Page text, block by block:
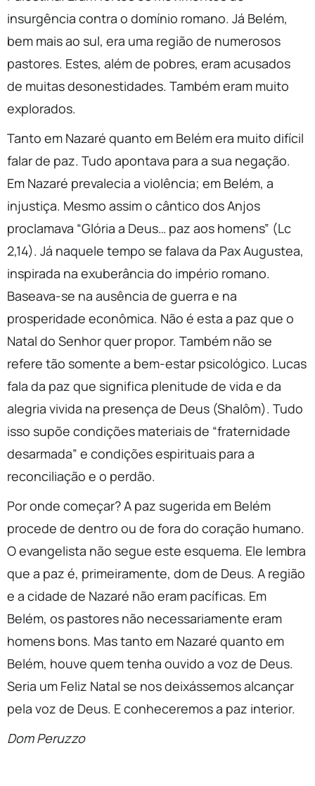
insurgência contra o domínio romano. Já Belém,
bem mais ao sul, era uma região de numerosos
pastores. Estes, além de pobres, eram acusados
de muitas desonestidades. Também eram muito
explorados.
Tanto em Nazaré quanto em Belém era muito difícil
falar de paz. Tudo apontava para a sua negação.
Em Nazaré prevalecia a violência; em Belém, a
injustiça. Mesmo assim o cântico dos Anjos
proclamava “Glória a Deus… paz aos homens” (Lc
2,14). Já naquele tempo se falava da Pax Augustea,
inspirada na exuberância do império romano.
Baseava-se na ausência de guerra e na
prosperidade econômica. Não é esta a paz que o
Natal do Senhor quer propor. Também não se
refere tão somente a bem-estar psicológico. Lucas
fala da paz que significa plenitude de vida e da
alegria vivida na presença de Deus (Shalôm). Tudo
isso supõe condições materiais de “fraternidade
desarmada” e condições espirituais para a
reconciliação e o perdão.
Por onde começar? A paz sugerida em Belém
procede de dentro ou de fora do coração humano.
O evangelista não segue este esquema. Ele lembra
que a paz é, primeiramente, dom de Deus. A região
e a cidade de Nazaré não eram pacíficas. Em
Belém, os pastores não necessariamente eram
homens bons. Mas tanto em Nazaré quanto em
Belém, houve quem tenha ouvido a voz de Deus.
Seria um Feliz Natal se nos deixássemos alcançar
pela voz de Deus. E conheceremos a paz interior.
Dom Peruzzo